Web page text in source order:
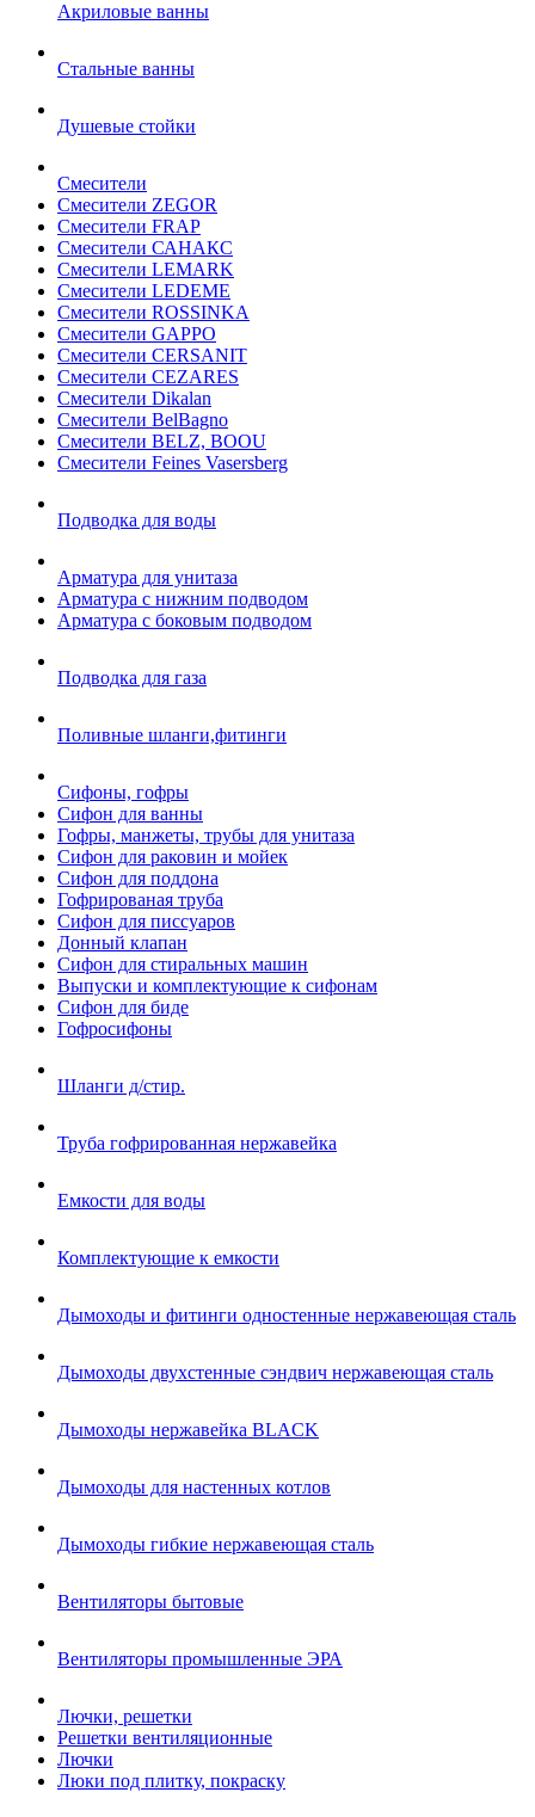
Акриловые ванны
Стальные ванны
Душевые стойки
Смесители
Смесители ZEGOR
Смесители FRAP
Смесители САНАКС
Смесители LEMARK
Смесители LEDEME
Смесители ROSSINKA
Смесители GAPPO
Смесители CERSANIT
Смесители CEZARES
Смесители Dikalan
Смесители BelBagno
Смесители BELZ, BOOU
Смесители Feines Vasersberg
Подводка для воды
Арматура для унитаза
Арматура с нижним подводом
Арматура с боковым подводом
Подводка для газа
Поливные шланги,фитинги
Сифоны, гофры
Сифон для ванны
Гофры, манжеты, трубы для унитаза
Сифон для раковин и мойек
Сифон для поддона
Гофрированая труба
Сифон для писсуаров
Донный клапан
Сифон для стиральных машин
Выпуски и комплектующие к сифонам
Сифон для биде
Гофросифоны
Шланги д/стир.
Труба гофрированная нержавейка
Емкости для воды
Комплектующие к емкости
Дымоходы и фитинги одностенные нержавеющая сталь
Дымоходы двухстенные сэндвич нержавеющая сталь
Дымоходы нержавейка BLACK
Дымоходы для настенных котлов
Дымоходы гибкие нержавеющая сталь
Вентиляторы бытовые
Вентиляторы промышленные ЭРА
Лючки, решетки
Решетки вентиляционные
Лючки
Люки под плитку, покраску